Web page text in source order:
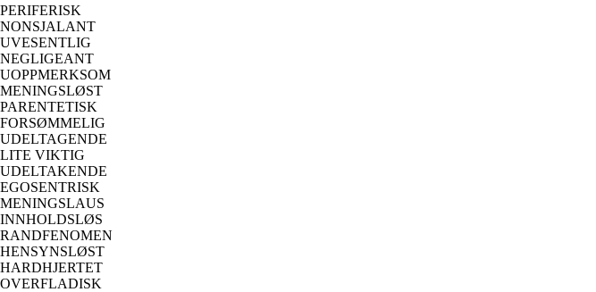
PERIFERISK
NONSJALANT
UVESENTLIG
NEGLIGEANT
UOPPMERKSOM
MENINGSLØST
PARENTETISK
FORSØMMELIG
UDELTAGENDE
LITE VIKTIG
UDELTAKENDE
EGOSENTRISK
MENINGSLAUS
INNHOLDSLØS
RANDFENOMEN
HENSYNSLØST
HARDHJERTET
OVERFLADISK